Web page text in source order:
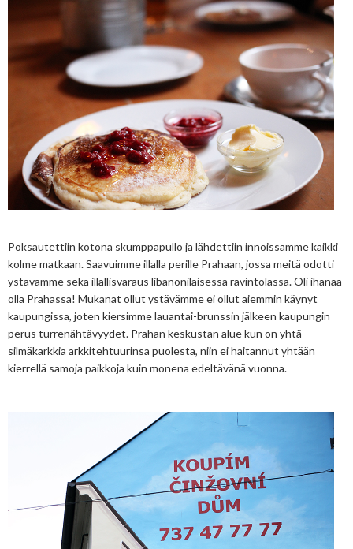
Poksautettiin kotona skumppapullo ja lähdettiin innoissamme kaikki
kolme matkaan. Saavuimme illalla perille Prahaan, jossa meitä odotti
ystävämme sekä illallisvaraus libanonilaisessa ravintolassa. Oli ihanaa
olla Prahassa! Mukanat ollut ystävämme ei ollut aiemmin käynyt
kaupungissa, joten kiersimme lauantai-brunssin jälkeen kaupungin
perus turrenähtävyydet. Prahan keskustan alue kun on yhtä
silmäkarkkia arkkitehtuurinsa puolesta, niin ei haitannut yhtään
kierrellä samoja paikkoja kuin monena edeltävänä vuonna.